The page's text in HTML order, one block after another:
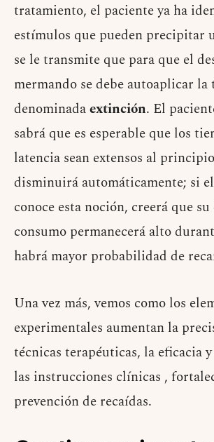
tratamiento, el paciente ya ha
estímulos que pueden precipitar
se le transmite que para que el
mermando se debe autoaplicar la
denominadaextinción. El
sabrá que es esperable que los
latencia sean extensos al
disminuirá automáticamente; si
conoce esta noción, creerá que su
consumo permanecerá alto
habrá mayor probabilidad de
Una vez más, vemos como los
experimentales aumentan la
técnicas terapéuticas, la eficacia
las instrucciones clínicas ,
prevención de recaídas.